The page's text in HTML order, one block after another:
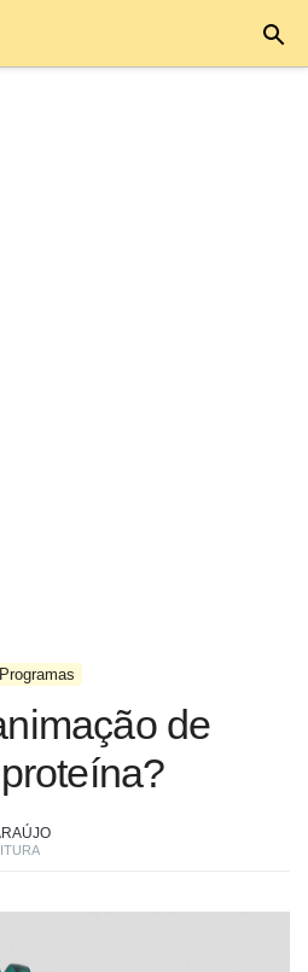
Programas
de